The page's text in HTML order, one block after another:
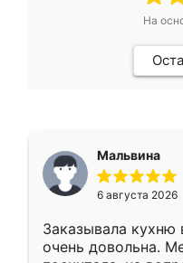
На
Мальвина
6 августа 2026
Заказывала кухню
очень довольна.